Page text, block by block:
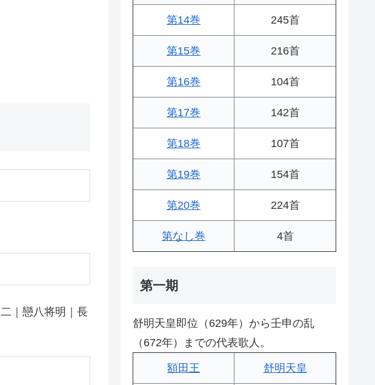
｜戀八将明｜長
第14巻 245首
第15巻 216首
第16巻 104首
第17巻 142首
第18巻 107首
第19巻 154首
第20巻 224首
第なし巻 4首
第一期
舒明天皇即位（629年）から壬申の乱
（672年）までの代表歌人。
額田王 舒明天皇